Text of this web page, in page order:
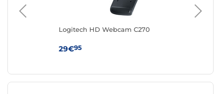
Logitech HD Webcam C270
29€95